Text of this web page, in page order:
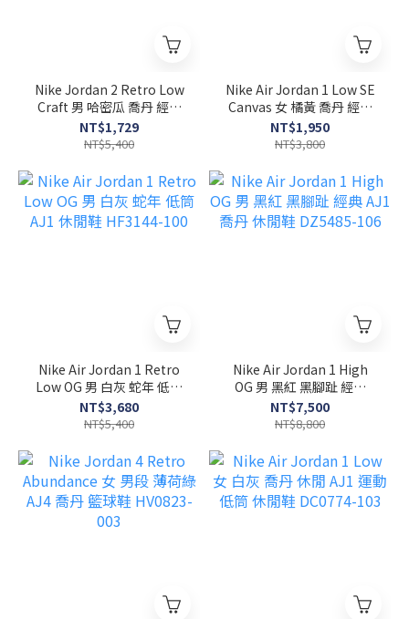
Nike Jordan 2 Retro Low
Craft 男 哈密瓜 喬丹 經典
穿搭 休閒鞋 DV9956-118
NT$1,729
NT$5,400
Nike Air Jordan 1 Low SE
Canvas 女 橘黃 喬丹 經典
刺繡 休閒鞋 DV0426-200
NT$1,950
NT$3,800
Nike Air Jordan 1 Retro
Low OG 男 白灰 蛇年 低筒
AJ1 休閒鞋 HF3144-100
NT$3,680
NT$5,400
Nike Air Jordan 1 High
OG 男 黑紅 黑腳趾 經典
AJ1 喬丹 休閒鞋 DZ5485-
106
NT$7,500
NT$8,800